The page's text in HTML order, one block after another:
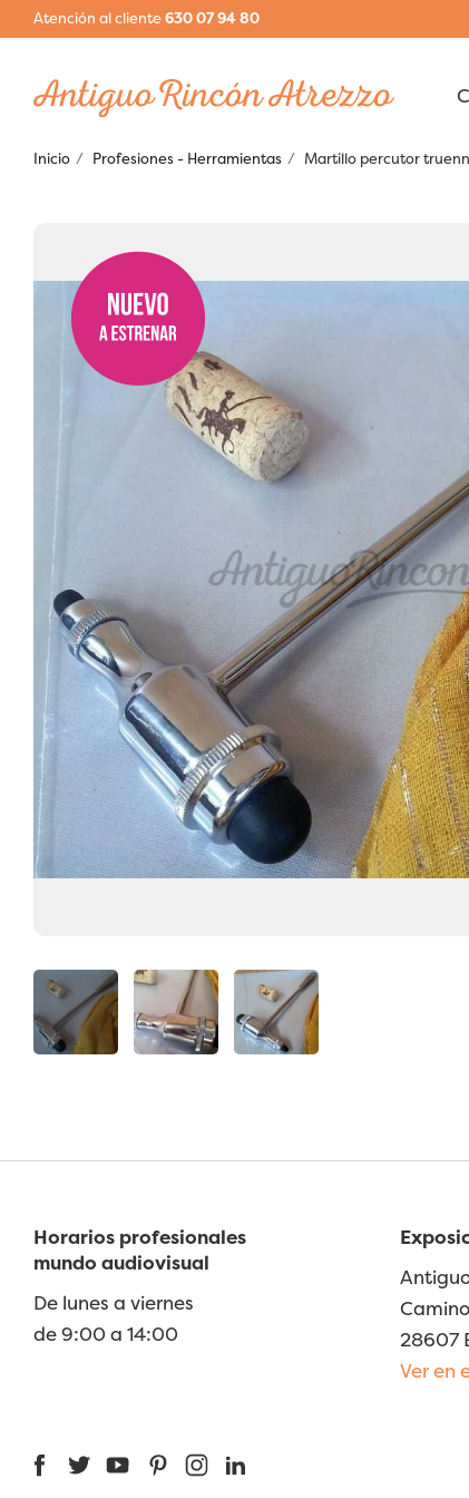
Atención al cliente630 07 94 80
Inicio Profesiones - Herramientas Martillo percutor
Horarios profesionales
mundo audiovisual
De lunes a viernes
de 9:00 a 14:00
28607
Ver en
FacebookTwitterYouTubePinterestInstagram